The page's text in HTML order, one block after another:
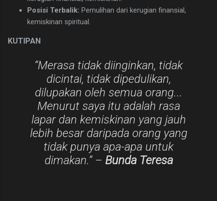
Posisi Terbalik: Pemulihan dari kerugian finansial,
kemiskinan spiritual.
KUTIPAN
​“Merasa tidak diinginkan, tidak
dicintai, tidak dipedulikan,
dilupakan oleh semua orang...
Menurut saya itu adalah rasa
lapar dan kemiskinan yang jauh
lebih besar daripada orang yang
tidak punya apa-apa untuk
dimakan.” – Bunda Teresa